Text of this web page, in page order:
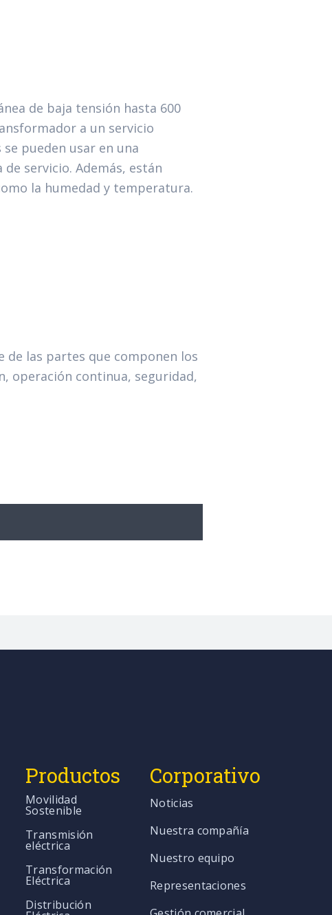
de baja tensión hasta 600
a un servicio
pueden usar en una
servicio. Además, están
la humedad y temperatura.
las partes que componen los
operación continua, seguridad,
Productos
Movilidad
Sostenible
Transmisión
eléctrica
Transformación
Eléctrica
Distribución
Corporativo
Noticias
Nuestra compañía
Nuestro equipo
Representaciones